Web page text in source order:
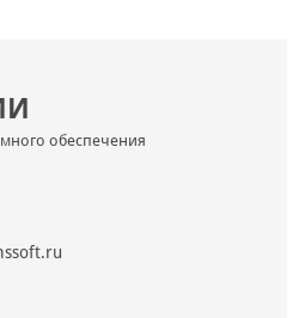
обеспечения